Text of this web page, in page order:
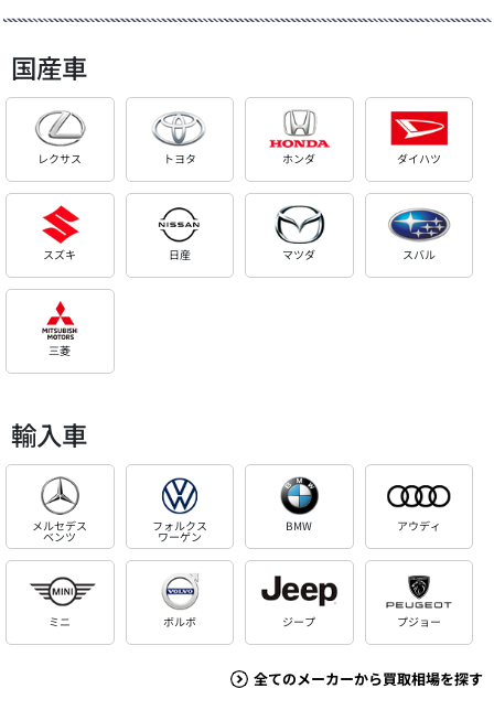
国産車
レクサス トヨタ ホンダ ダイハツ
スズキ 日産 マツダ スバル
三菱
輸入車
メルセデス
ベンツ
フォルクス
ワーゲン
BMW アウディ
ミニ ボルボ ジープ プジョー
全てのメーカーから買取相場を探す